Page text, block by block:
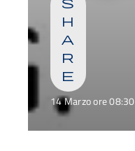
h
a
r
e
14 Marzo ore 08:30